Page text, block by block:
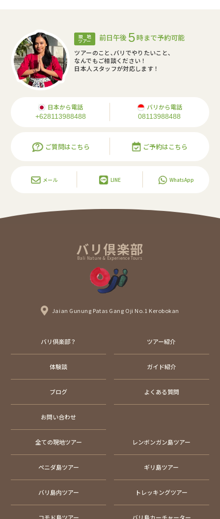
現 地
ツアー 前日午後 5時まで予約可能
ツアーのこと､バリでやりたいこと､
なんでもご相談ください！
日本人スタッフが対応します！
日本から電話
+628113988488
バリから電話
08113988488
ご質問はこちら ご予約はこちら
メール LINE WhatsApp
バリ倶楽部
Bali Nature & Experience Tours
Jaian Gunung Patas Gang Oji No.1 Kerobokan
バリ倶楽部？ ツアー紹介
体験談 ガイド紹介
ブログ よくある質問
お問い合わせ
全ての現地ツアー レンボンガン島ツアー
ペニダ島ツアー ギリ島ツアー
バリ島内ツアー トレッキングツアー